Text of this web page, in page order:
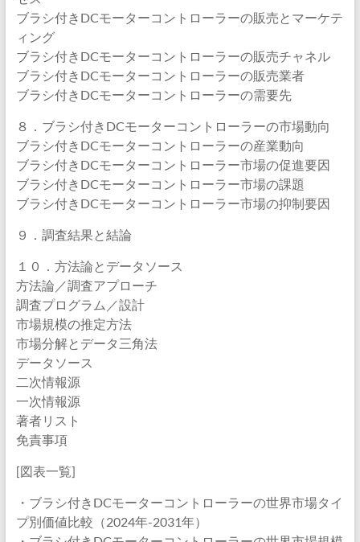
ブラシ付きDCモーターコントローラーの販売とマーケテ
ィング
ブラシ付きDCモーターコントローラーの販売チャネル
ブラシ付きDCモーターコントローラーの販売業者
ブラシ付きDCモーターコントローラーの需要先
８．ブラシ付きDCモーターコントローラーの市場動向
ブラシ付きDCモーターコントローラーの産業動向
ブラシ付きDCモーターコントローラー市場の促進要因
ブラシ付きDCモーターコントローラー市場の課題
ブラシ付きDCモーターコントローラー市場の抑制要因
９．調査結果と結論
１０．方法論とデータソース
方法論／調査アプローチ
調査プログラム／設計
市場規模の推定方法
市場分解とデータ三角法
データソース
二次情報源
一次情報源
著者リスト
免責事項
[図表一覧]
・ブラシ付きDCモーターコントローラーの世界市場タイ
プ別価値比較（2024年-2031年）